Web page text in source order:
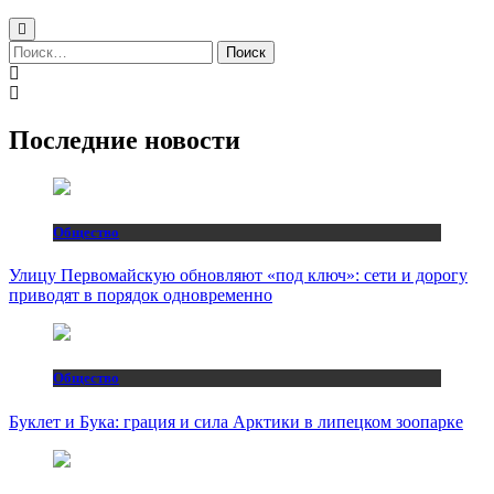
Найти:
Последние новости
Общество
Улицу Первомайскую обновляют «под ключ»: сети и дорогу
приводят в порядок одновременно
Общество
Буклет и Бука: грация и сила Арктики в липецком зоопарке